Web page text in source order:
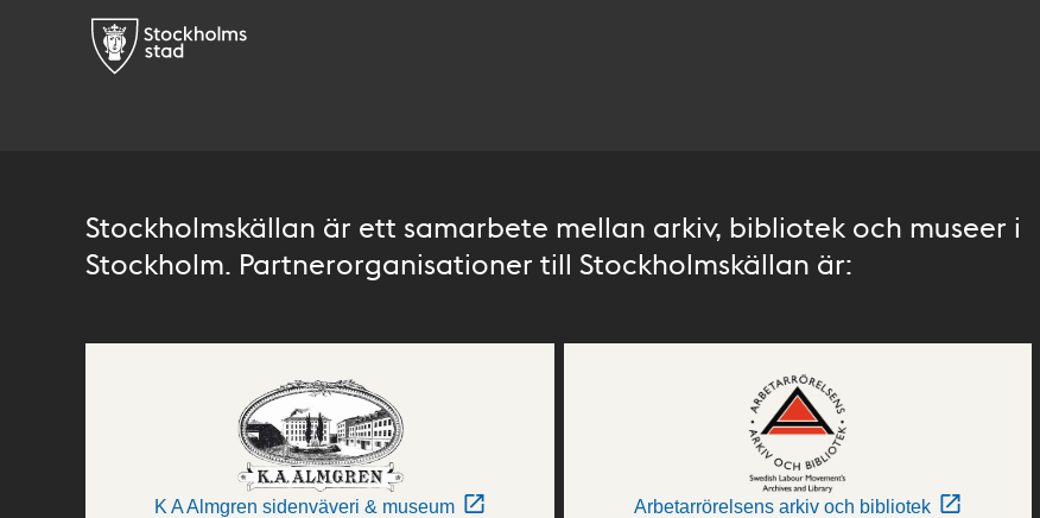
Stockholmskällan är ett samarbete mellan arkiv, bibliotek och museer i
Stockholm. Partnerorganisationer till Stockholmskällan är:
K A Almgren sidenväveri & museum Arbetarrörelsens arkiv och bibliotek